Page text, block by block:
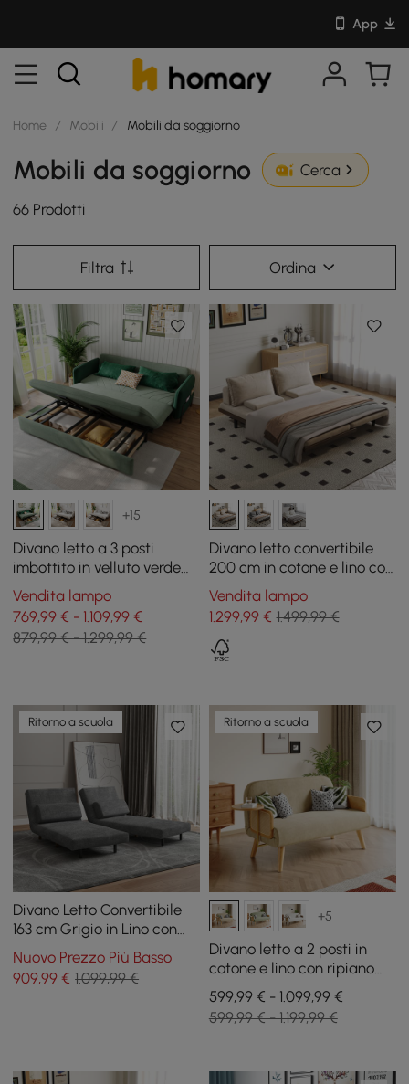
App
Home / Mobili / Mobili da soggiorno
Mobili da soggiorno Cerca
66 Prodotti
Filtra Ordina
+15
Divano letto a 3 posti
imbottito in velluto verde
con contenitore e cuscini,
200 cm
Vendita lampo
769,99 € - 1.109,99 €
879,99 € - 1.299,99 €
Divano letto convertibile
200 cm in cotone e lino con
cuscini
Vendita lampo
1.299,99€ 1.499,99 €
Ritorno a scuola
Divano Letto Convertibile
163 cm Grigio in Lino con
Cuscini, 2 Posti
Nuovo Prezzo Più Basso
909,99 € 1.099,99 €
Ritorno a scuola
+5
Divano letto a 2 posti in
cotone e lino con ripiano
girevole
599,99 € - 1.099,99 €
599,99 € - 1.199,99 €